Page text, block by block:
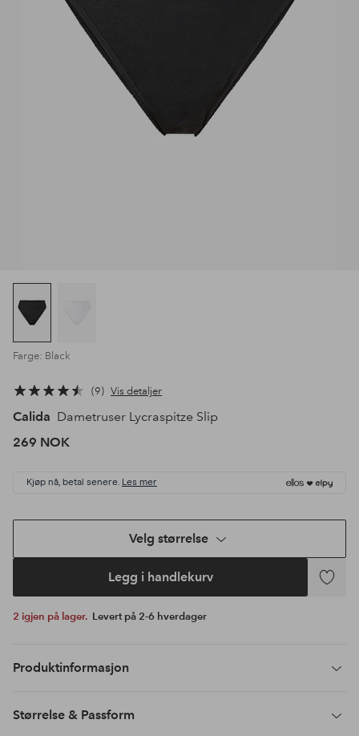
Farge: Black
9 Vis detaljer
Calida Dametruser Lycraspitze Slip
269 NOK
Kjøp nå, betal senere. Les mer
Velg størrelse
Legg i handlekurv
Legg
2 igjen på lager. Levert på 2-6 hverdager
Produktinformasjon
Størrelse & Passform